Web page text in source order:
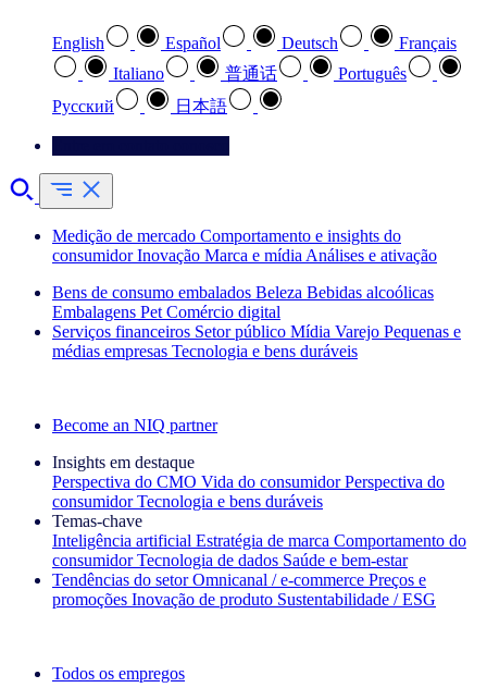
English Español Deutsch
Français
Italiano
普通话
Português
Pусский
日本語
Medição de mercado Comportamento e insights do
consumidor Inovação Marca e mídia Análises e ativação
Bens de consumo embalados Beleza Bebidas alcoólicas
Embalagens Pet Comércio digital
Serviços financeiros Setor público Mídia Varejo Pequenas e
médias empresas Tecnologia e bens duráveis
Become an NIQ partner
Insights em destaque
Perspectiva do CMO Vida do consumidor Perspectiva do
consumidor Tecnologia e bens duráveis
Temas‑chave
Inteligência artificial Estratégia de marca Comportamento do
consumidor Tecnologia de dados Saúde e bem‑estar
Tendências do setor Omnicanal / e‑commerce Preços e
promoções Inovação de produto Sustentabilidade / ESG
Todos os empregos